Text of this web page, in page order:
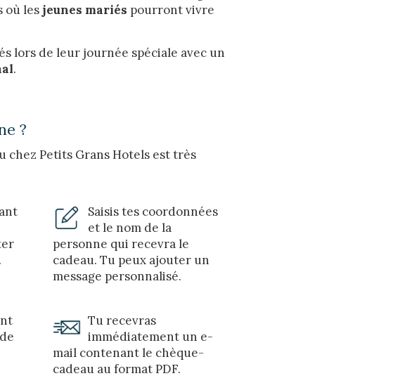
où lesjeunes mariés pourront vivre
lors de leur journée spéciale avec un
.
?
chez Petits Grans Hotels est très
Saisis tes coordonnées
et le nom de la
personne qui recevra le
cadeau. Tu peux ajouter un
message personnalisé.
Tu recevras
immédiatement un e-
mail contenant le chèque-
cadeau au format PDF.
Enregistrer les paramètres